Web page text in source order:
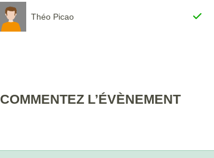
Théo Picao
COMMENTEZ L’ÉVÈNEMENT